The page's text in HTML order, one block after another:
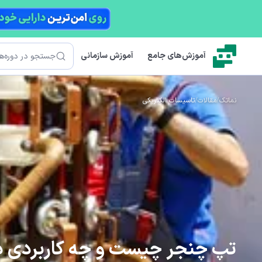
آموزش‌های جامع آموزش سازمانی جستجو
نماتک/مقالات/تاسیسات الکتریکی
تپ چنجر چیست و چه کاربردی